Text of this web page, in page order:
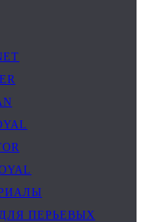
ПЕРЬЕВЫХ